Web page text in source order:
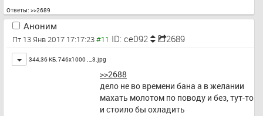
Ответы: >>2689
Аноним
Пт 13 Янв 2017 17:17:23 ID: ce092 2689
Toggle
344,36 КБ, 746x1000 , _3.jpg
>>2688
дело не во времени бана а в желании
махать молотом по поводу и без, тут-то
и стоило бы охладить